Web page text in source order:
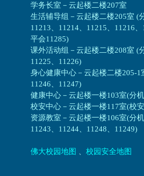
学务长室－云起楼二楼207室
生活辅导组 － 云起楼二楼205室 (
11213、11214、11215、11216
平会11285)
课外活动组 － 云起楼二楼208室 (
11225、11226)
身心健康中心 － 云起楼二楼205-1
11246、11247)
健康中心－ 云起楼一楼103室(分
校安中心－ 云起楼一楼117室(校
资源教室 － 云起楼一楼106室(分
11243、11244、11248、11249)
佛大校园地图 校园安全地图